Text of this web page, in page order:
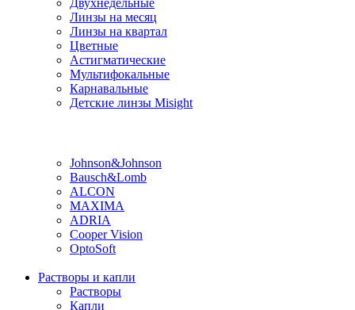
Двухнедельные
Линзы на месяц
Линзы на квартал
Цветные
Астигматические
Мультифокальные
Карнавальные
Детские линзы Misight
Johnson&Johnson
Bausch&Lomb
ALCON
MAXIMA
ADRIA
Cooper Vision
OptoSoft
Растворы и капли
Растворы
Капли